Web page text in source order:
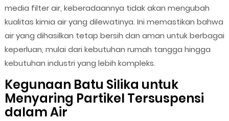
media filter air, keberadaannya tidak akan mengubah
kualitas kimia air yang dilewatinya. Ini memastikan bahwa
air yang dihasilkan tetap bersih dan aman untuk berbagai
keperluan, mulai dari kebutuhan rumah tangga hingga
kebutuhan industri yang lebih kompleks.
Kegunaan Batu Silika untuk
Menyaring Partikel Tersuspensi
dalam Air